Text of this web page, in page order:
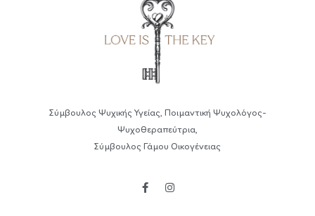
Σύμβουλος Ψυχικής Υγείας, Ποιμαντική Ψυχολόγος-
Ψυχοθεραπεύτρια,
Σύμβουλος Γάμου Οικογένειας